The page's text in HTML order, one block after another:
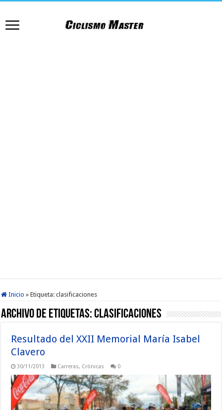
Inicio » Etiqueta:clasificaciones
Archivo de etiquetas:clasificaciones
Resultado del XXII Memorial María Isabel
Clavero
30/11/2013 Carreras, Crónicas 0